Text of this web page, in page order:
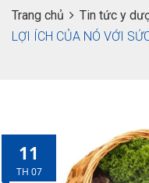
Trang chủ Tin tức y
LỢI ÍCH CỦA NÓ VỚI
11
TH 07